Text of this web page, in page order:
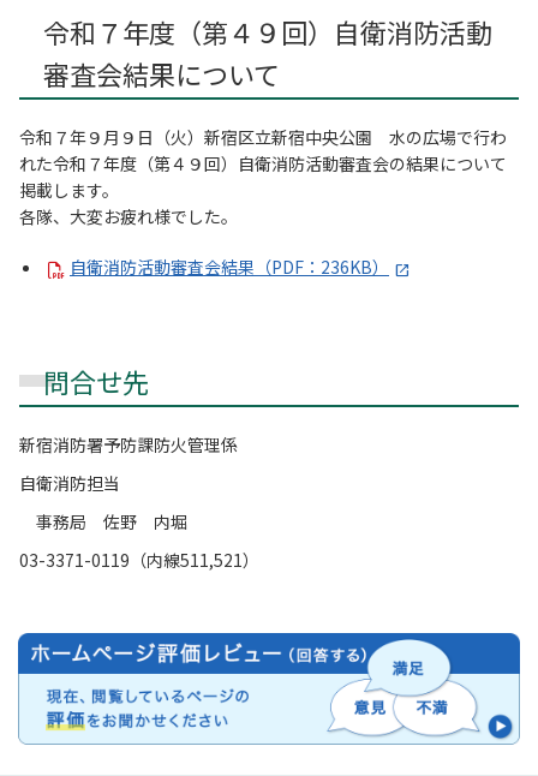
令和７年度（第４９回）自衛消防活動
審査会結果について
令和７年９月９日（火）新宿区立新宿中央公園 水の広場で行わ
れた令和７年度（第４９回）自衛消防活動審査会の結果について
掲載します。
各隊、大変お疲れ様でした。
自衛消防活動審査会結果（PDF：236KB）
問合せ先
新宿消防署予防課防火管理係
自衛消防担当
事務局 佐野 内堀
03-3371-0119（内線511,521）